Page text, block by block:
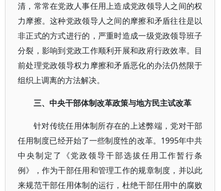
清，常常在党政人事任用上造成党政领导人之间的权
力摩擦。这种党政领导人之间的摩擦和矛盾往往是以
非正式的方式进行的，严重时造成一级党政领导班子
分裂，影响到党政工作顺利开展和政府行政效率。目
前处理党政领导权力摩擦和矛盾恶化的办法仍然限于
组织上调离的方法解决。
三、中央干部体制改革政策与地方民主试改革
针对传统任用体制所存在的上述弊端，党对干部
任用制度已经开始了一些制度性的改革。1995年中共
中央制定了《党政领导干部选拔任用工作暂行条
例》，作为干部任用和管理工作的规章制度，并以此
来规范干部任用体制的运行，杜绝干部任用中的腐败